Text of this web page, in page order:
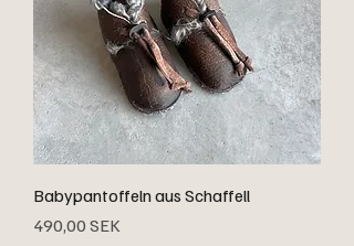
Babypantoffeln aus Schaffell
Preis
490,00 SEK